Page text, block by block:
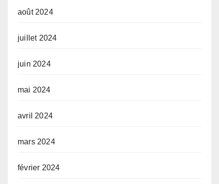
août 2024
juillet 2024
juin 2024
mai 2024
avril 2024
mars 2024
février 2024